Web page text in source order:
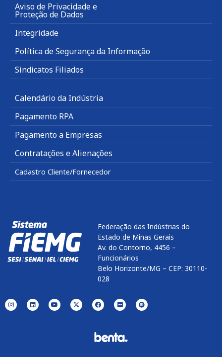
Aviso de Privacidade e
Proteção de Dados
Integridade
Política de Segurança da Informação
Sindicatos Filiados
Calendário da Indústria
Pagamento RPA
Pagamento a Empresas
Contratações e Alienações
Cadastro Cliente/Fornecedor
Federação das Indústrias do
Estado de Minas Gerais
Av. do Contorno, 4456 –
Funcionários
Belo Horizonte/MG – CEP: 30110-
028